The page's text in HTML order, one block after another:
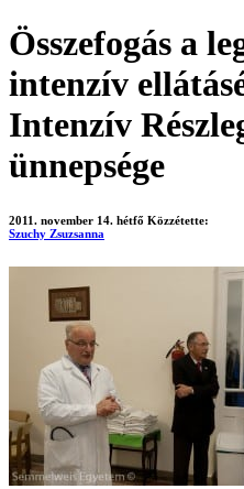
Összefogás a
intenzív
Intenzív
ünnepsége
2011. november 14. hétfő Közzétette:
Szuchy Zsuzsanna